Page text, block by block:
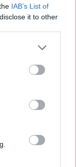
IAB’s List of
it to other
more Google
may click to
party tags to
below Google